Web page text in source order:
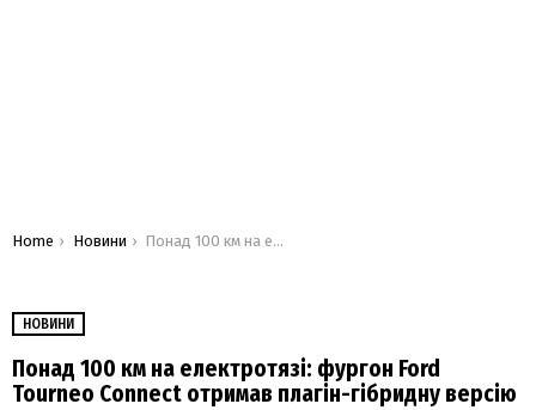
You are here:
Home Новини Понад 100 км на електротязі: фургон Ford Tourneo Connect отримав плагін-гібридну версію
НОВИНИ
Понад 100 км на електротязі: фургон Ford
Tourneo Connect отримав плагін-гібридну версію